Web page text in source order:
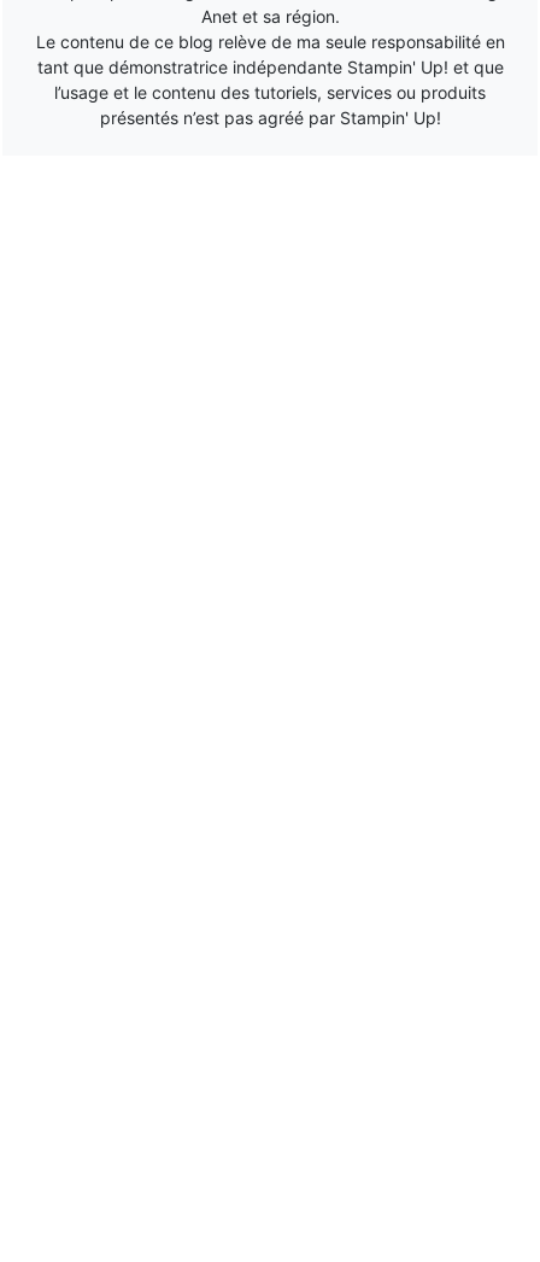
Anet et sa région.
Le contenu de ce blog relève de ma seule responsabilité en
tant que démonstratrice indépendante Stampin' Up! et que
l’usage et le contenu des tutoriels, services ou produits
présentés n’est pas agréé par Stampin' Up!